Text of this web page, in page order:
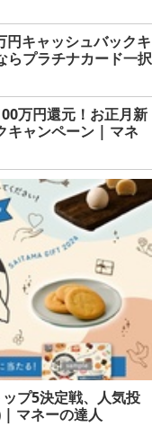
円キャッシュバックキ
プラチナカード一択
万円還元！お正月新
キャンペーン | マネ
プ5決定戦、人気投
マネーの達人